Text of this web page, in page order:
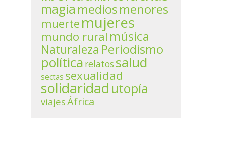
magia mediosmenores
muertemujeres
mundo rural música
Naturaleza Periodismo
política relatos salud
sectas sexualidad
solidaridad utopía
viajesÁfrica